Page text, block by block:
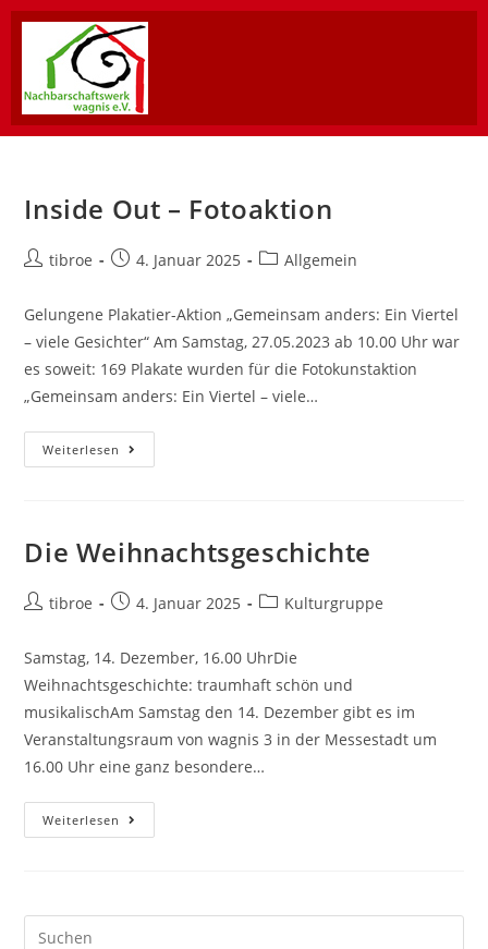
Inside Out – Fotoaktion
tibroe 4. Januar 2025 Allgemein
Gelungene Plakatier-Aktion „Gemeinsam anders: Ein Viertel
– viele Gesichter“ Am Samstag, 27.05.2023 ab 10.00 Uhr war
es soweit: 169 Plakate wurden für die Fotokunstaktion
„Gemeinsam anders: Ein Viertel – viele…
Weiterlesen
Die Weihnachtsgeschichte
tibroe 4. Januar 2025 Kulturgruppe
Samstag, 14. Dezember, 16.00 UhrDie
Weihnachtsgeschichte: traumhaft schön und
musikalischAm Samstag den 14. Dezember gibt es im
Veranstaltungsraum von wagnis 3 in der Messestadt um
16.00 Uhr eine ganz besondere…
Weiterlesen